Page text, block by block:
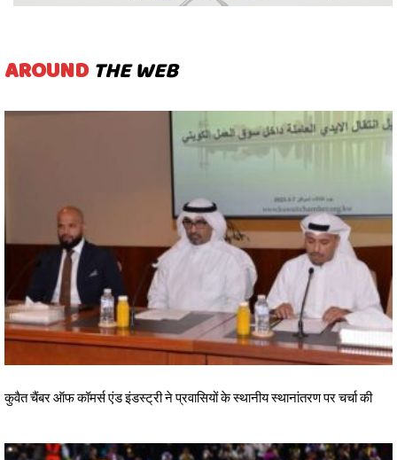
AROUND THE WEB
कुवैत चैंबर ऑफ कॉमर्स एंड इंडस्ट्री ने प्रवासियों के स्थानीय स्थानांतरण पर चर्चा की